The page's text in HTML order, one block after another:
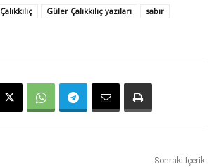
Güler Çalıkkılıç yazıları
sabır
Sonraki İçerik